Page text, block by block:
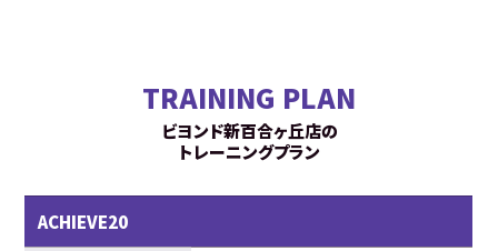
TRAINING PLAN
ビヨンド新百合ヶ丘店の
トレーニングプラン
ACHIEVE20